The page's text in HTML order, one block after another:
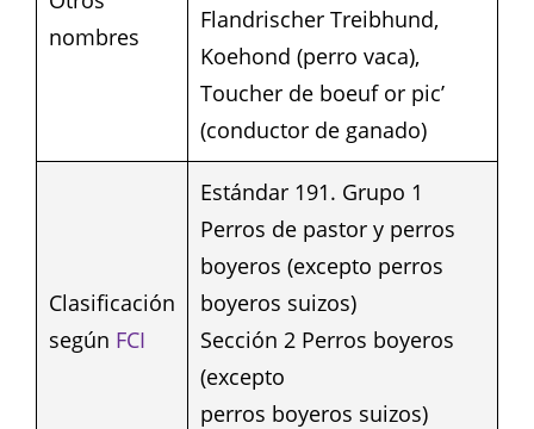
nombres
Flandrischer Treibhund,
Koehond (perro vaca),
Toucher de boeuf or pic’
(conductor de ganado)
Clasificación
según FCI
Estándar 191. Grupo 1
Perros de pastor y perros
boyeros (excepto perros
boyeros suizos)
Sección 2 Perros boyeros
(excepto
perros boyeros suizos)